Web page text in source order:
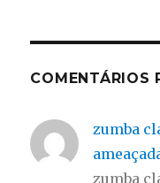
COMENTÁRIOS
zumba
zumba